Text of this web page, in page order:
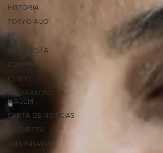
HISTÓRIA
TOKYO AIJO
FÉ
ENTREVISTA
COMPRAS
ESTILO
PREPARAÇÃO DA
VIAGEM
CARTA DE NOTÍCIAS
NATUREZA
JAPONISMOS